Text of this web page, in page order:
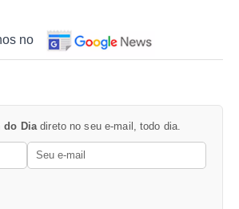
no
do Diadireto no seu e-mail, todo dia.